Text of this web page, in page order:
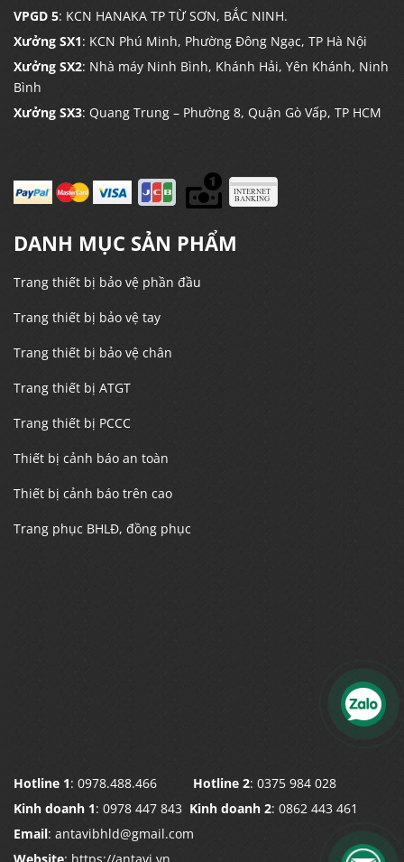
VPGD 5: KCN HANAKA TP TỪ SƠN, BẮC NINH.
Xưởng SX1: KCN Phú Minh, Phường Đông Ngạc, TP Hà Nội
Xưởng SX2: Nhà máy Ninh Bình, Khánh Hải, Yên Khánh, Ninh
Bình
Xưởng SX3: Quang Trung – Phường 8, Quận Gò Vấp, TP HCM
DANH MỤC SẢN PHẨM
Trang thiết bị bảo vệ phần đầu
Trang thiết bị bảo vệ tay
Trang thiết bị bảo vệ chân
Trang thiết bị ATGT
Trang thiết bị PCCC
Thiết bị cảnh báo an toàn
Thiết bị cảnh báo trên cao
Trang phục BHLĐ, đồng phục
Hotline 1: 0978.488.466 Hotline 2: 0375 984 028
Kinh doanh 1: 0978 447 843 Kinh doanh 2: 0862 443 461
Email: antavibhld@gmail.com